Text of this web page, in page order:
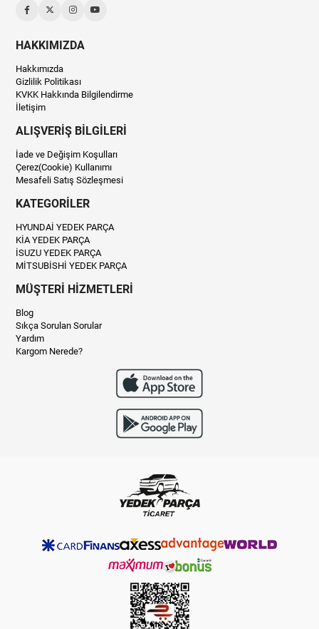
HAKKIMIZDA
Hakkımızda
Gizlilik Politikası
KVKK Hakkında Bilgilendirme
İletişim
ALIŞVERİŞ BİLGİLERİ
İade ve Değişim Koşulları
Çerez(Cookie) Kullanımı
Mesafeli Satış Sözleşmesi
KATEGORİLER
HYUNDAİ YEDEK PARÇA
KİA YEDEK PARÇA
İSUZU YEDEK PARÇA
MİTSUBİSHİ YEDEK PARÇA
MÜŞTERİ HİZMETLERİ
Blog
Sıkça Sorulan Sorular
Yardım
Kargom Nerede?